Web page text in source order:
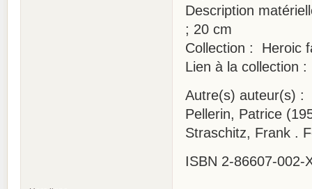
Description
; 20 cm
Collection : Heroic
Lien à la collection
Autre(s) auteur(s) :
Pellerin, Patrice
Straschitz, Frank .
ISBN 2-86607-002-